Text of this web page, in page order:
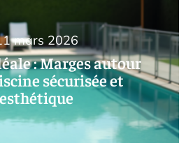
: Marges autour
sécurisée et
esthétique
mars 2026